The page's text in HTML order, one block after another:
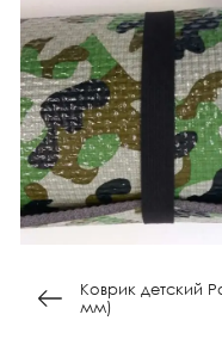
Коврик детский
мм)